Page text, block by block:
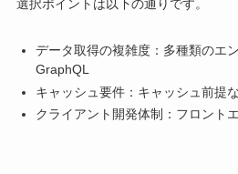
選択ポイントは以下の通りです。
データ取得の複雑度：多種類のエ
GraphQL
キャッシュ要件：キャッシュ前提
クライアント開発体制：フロント